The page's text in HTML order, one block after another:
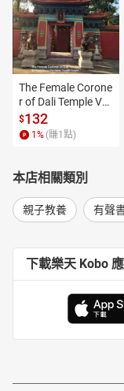
The Female Corone
r of Dali Temple Vo
l.6【有聲書】
$132
1 % (賺1 點)
本店相關類別
親子教養 有聲
下載樂天 Kobo